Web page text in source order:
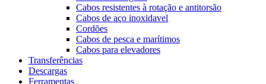
Cabos resistentes à rotação e antitorsão
Cabos de aço inoxidavel
Cordões
Cabos de pesca e marítimos
Cabos para elevadores
Transferências
Descargas
Ferramentas